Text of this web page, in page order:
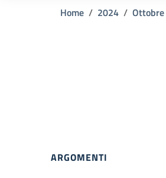
Home 2024 Ottobre
ARGOMENTI